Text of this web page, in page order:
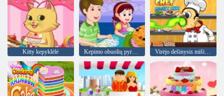
Kitty kepyklėlė Kepimo obuolių pyragas Virėjo dešinysis mišinys